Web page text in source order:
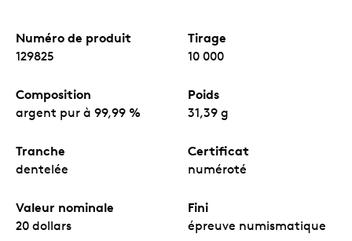
Numéro de produit
129825
Tirage
10 000
Composition
argent pur à 99,99 %
Poids
31,39 g
Tranche
dentelée
Certificat
numéroté
Valeur nominale
20 dollars
Fini
épreuve numismatique